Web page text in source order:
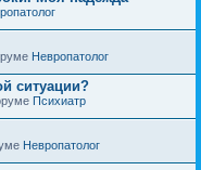
Невропатолог
ситуации?
Психиатр
Невропатолог